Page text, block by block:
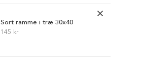
Sort ramme i træ 30x40
145 kr